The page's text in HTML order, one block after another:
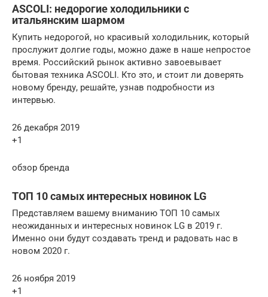
АSCOLI: недорогие холодильники с
итальянским шармом
Купить недорогой, но красивый холодильник, который
прослужит долгие годы, можно даже в наше непростое
время. Российский рынок активно завоевывает
бытовая техника АSCOLI. Кто это, и стоит ли доверять
новому бренду, решайте, узнав подробности из
интервью.
26 декабря 2019
+1
обзор бренда
ТОП 10 самых интересных новинок LG
Представляем вашему вниманию ТОП 10 самых
неожиданных и интересных новинок LG в 2019 г.
Именно они будут создавать тренд и радовать нас в
новом 2020 г.
26 ноября 2019
+1